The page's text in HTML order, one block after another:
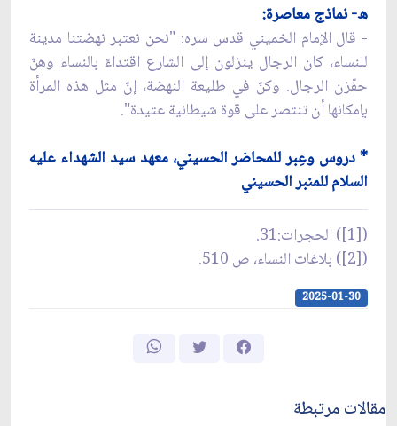
ه- نماذج معاصرة:
- قال الإمام الخميني قدس سره: "نحن نعتبر نهضتنا مدينة
للنساء، كان الرجال ينزلون إلى الشارع اقتداءً بالنساء وهنّ
حفّزن الرجال. وكنّ في طليعة النهضة، إنّ مثل هذه المرأة
بإمكانها أن تنتصر على قوة شيطانية عتيدة".
* دروس وعِبر للمحاضر الحسيني، معهد سيد الشهداء عليه
السلام للمنبر الحسيني
([1]) الحجرات:31.
([2]) بلاغات النساء، ص 510.
2025-01-30
مقالات مرتبطة